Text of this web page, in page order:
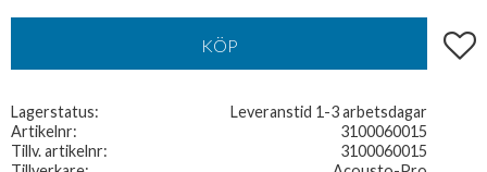
KÖP Lägg
Lagerstatus
Leveranstid 1-3 arbetsdagar
Artikelnr
3100060015
Tillv. artikelnr
3100060015